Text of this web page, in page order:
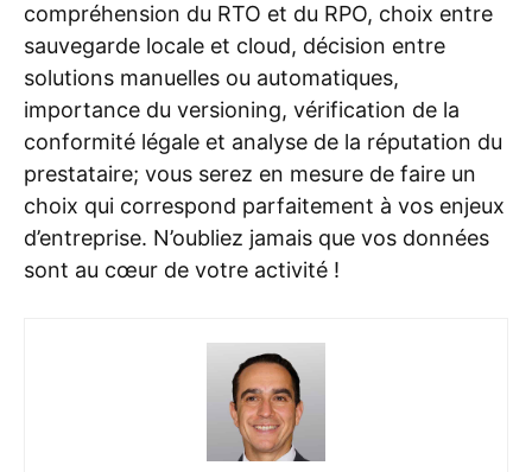
compréhension du RTO et du RPO, choix entre
sauvegarde locale et cloud, décision entre
solutions manuelles ou automatiques,
importance du versioning, vérification de la
conformité légale et analyse de la réputation du
prestataire; vous serez en mesure de faire un
choix qui correspond parfaitement à vos enjeux
d’entreprise. N’oubliez jamais que vos données
sont au cœur de votre activité !